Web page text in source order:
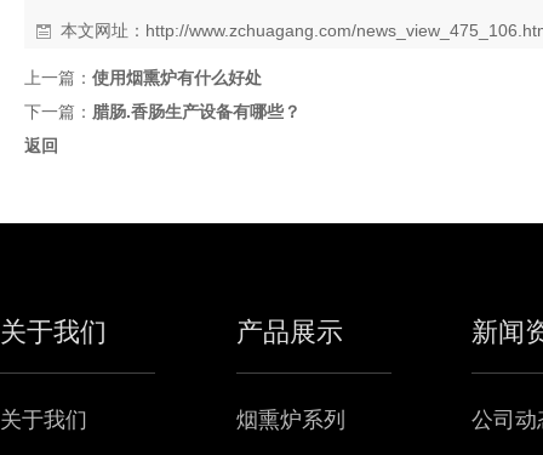
本文网址： http://www.zchuagang.com/
上一篇： 使用烟熏炉有什么好处
下一篇： 腊肠.香肠生产设备有哪些？
返回
关于我们
关于我们
产品展示
烟熏炉系列
新闻
公司动